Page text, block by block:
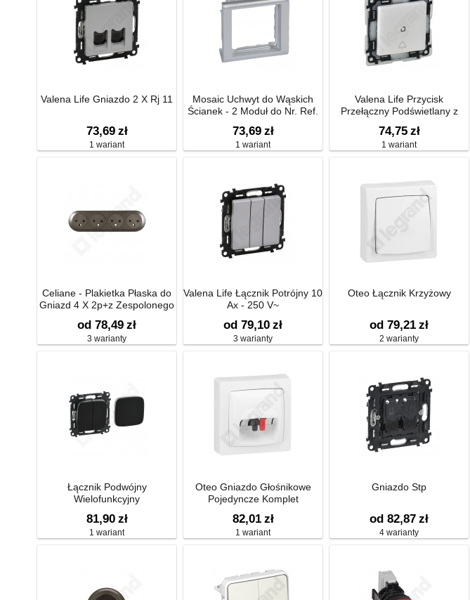
Valena Life Gniazdo 2 X Rj 11
73,69 zł
1 wariant
Mosaic Uchwyt do Wąskich
Ścianek - 2 Moduł do Nr. Ref.
73,69 zł
1 wariant
Valena Life Przycisk
Przełączny Podświetlany z
74,75 zł
1 wariant
Celiane - Plakietka Płaska do
Gniazd 4 X 2p+z Zespolonego
od 78,49 zł
3 warianty
Valena Life Łącznik Potrójny 10
Ax - 250 V~
od 79,10 zł
3 warianty
Oteo Łącznik Krzyżowy
od 79,21 zł
2 warianty
Łącznik Podwójny
Wielofunkcyjny
81,90 zł
1 wariant
Oteo Gniazdo Głośnikowe
Pojedyncze Komplet
82,01 zł
1 wariant
Gniazdo Stp
od 82,87 zł
4 warianty